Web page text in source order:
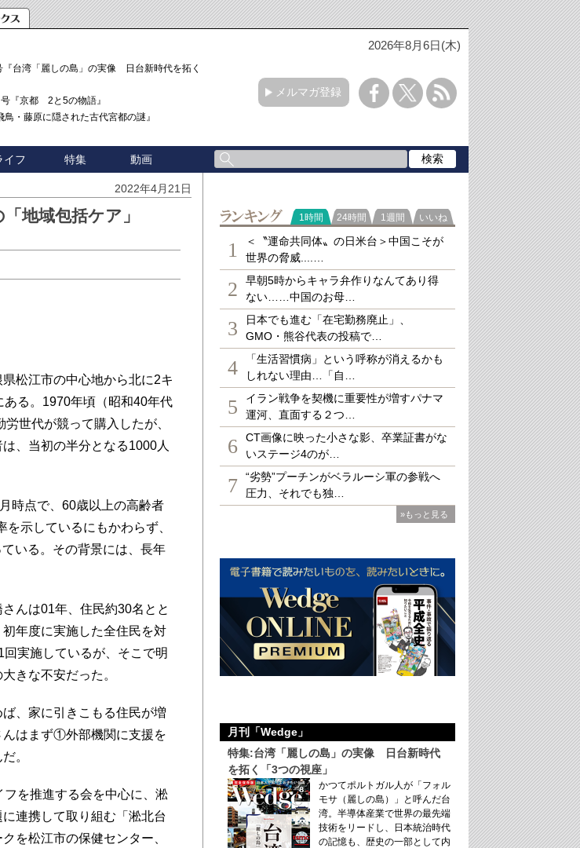
2026年8月6日(木)
台湾「麗しの島」の実像 日台新時代を拓く「3
『京都 2と5の物語』
鳥・藤原に隠された古代宮都の謎』
メルマガ登録
イフ 特集 動画
2022年4月21日
地域包括ケア」
松江市の中心地から北に2キ
る。1970年頃（昭和40年代
世代が競って購入したが、
、当初の半分となる1000人
時点で、60歳以上の高齢者
示しているにもかわらず、
いる。その背景には、長年
んは01年、住民約30名とと
年度に実施した全住民を対
実施しているが、そこで明
きな不安だった。
、家に引きこもる住民が増
んはまず①外部機関に支援を
。
を推進する会を中心に、淞
連携して取り組む「淞北台
を松江市の保健センター、
ランキング
1時間 24時間 1週間 いいね
1
＜〝運命共同体〟の日米台＞中国こそが
世界の脅威....…
2
早朝5時からキャラ弁作りなんてあり得
ない……中国のお母…
3
日本でも進む「在宅勤務廃止」、
GMO・熊谷代表の投稿で…
4
「生活習慣病」という呼称が消えるかも
しれない理由…「自…
5
イラン戦争を契機に重要性が増すパナマ
運河、直面する２つ…
6
CT画像に映った小さな影、卒業証書がな
いステージ4のが…
7
“劣勢”プーチンがベラルーシ軍の参戦へ
圧力、それでも独…
»もっと見る
月刊「Wedge」
特集:台湾「麗しの島」の実像 日台新時代
を拓く「3つの視座」
かつてポルトガル人が「フォル
モサ（麗しの島）」と呼んだ台
湾。半導体産業で世界の最先端
技術をリードし、日本統治時代
の記憶も、歴史の一部として内